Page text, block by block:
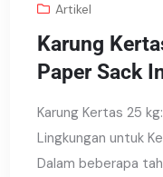
Artikel
Karung
Paper Sack
Karung Kertas 25
Lingkungan untuk
Dalam beberapa